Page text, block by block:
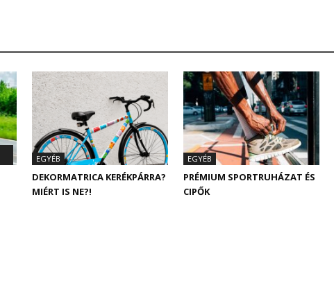
EGYÉB
DEKORMATRICA KERÉKPÁRRA?
MIÉRT IS NE?!
EGYÉB
PRÉMIUM SPORTRUHÁZAT ÉS
CIPŐK